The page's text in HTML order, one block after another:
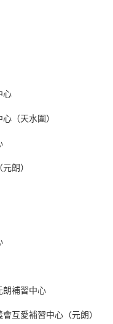
心
（天水圍）
朗）
朗補習中心
互愛補習中心（元朗）